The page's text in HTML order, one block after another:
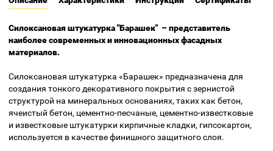
Силоксановая штукатурка "Барашек" – представитель
наиболее современных и инновационных фасадных
материалов.
Силоксановая штукатурка «Барашек» предназначена для
создания тонкого декоративного покрытия с зернистой
структурой на минеральных основаниях, таких как бетон,
ячеистый бетон, цементно-песчаные, цементно-известковые
и известковые штукатурки кирпичные кладки, гипсокартон,
используется в качестве финишного защитного слоя.